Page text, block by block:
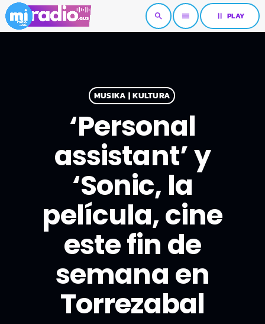
search menu pause PLAY
MUSIKA | KULTURA
‘Personal
assistant’ y
‘Sonic, la
película, cine
este fin de
semana en
Torrezabal